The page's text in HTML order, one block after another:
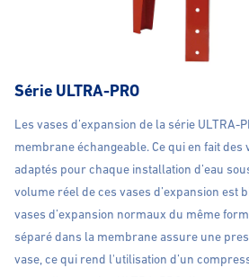
Série ULTRA-PRO
Les vases d’expansion de la série ULTRA-
membrane échangeable. Ce qui en fait des
adaptés pour chaque installation d’eau
volume réel de ces vases d’expansion est
vases d’expansion normaux du même
séparé dans la membrane assure une
vase, ce qui rend l'utilisation d’un